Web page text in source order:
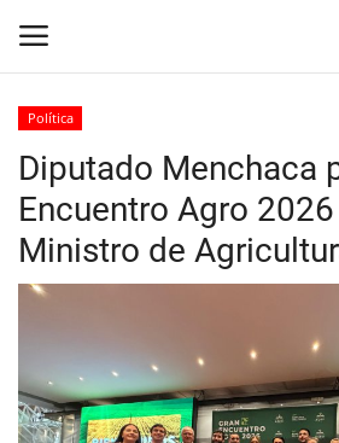
Inicio
Crónica
Policial
Tribunales
Deporte
Política
Diputado Menchaca
Encuentro Agro
Ministro de